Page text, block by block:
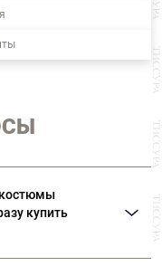
костюмы
купить